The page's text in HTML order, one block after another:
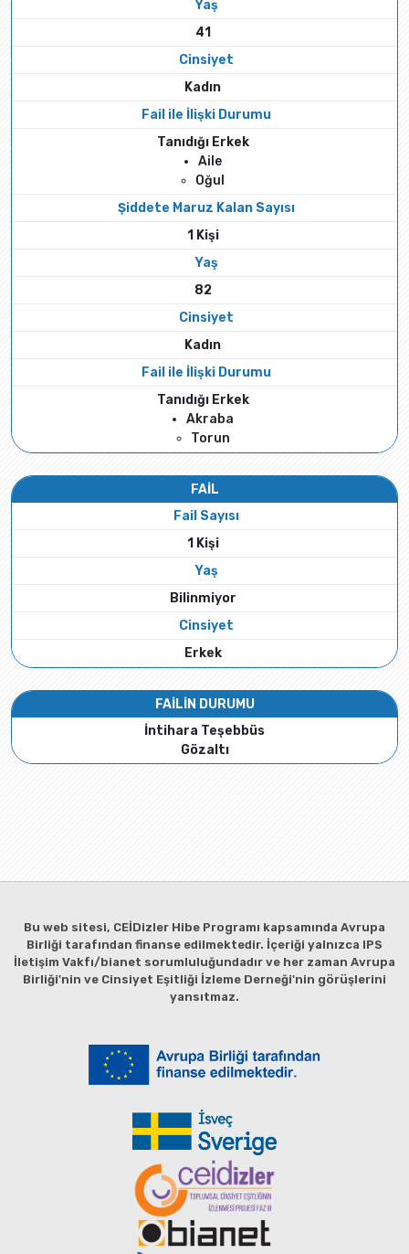
Yaş
41
Cinsiyet
Kadın
Fail ile İlişki Durumu
Tanıdığı Erkek
Aile
Oğul
Şiddete Maruz Kalan Sayısı
1 Kişi
Yaş
82
Cinsiyet
Kadın
Fail ile İlişki Durumu
Tanıdığı Erkek
Akraba
Torun
FAİL
Fail Sayısı
1 Kişi
Yaş
Bilinmiyor
Cinsiyet
Erkek
FAİLİN DURUMU
İntihara Teşebbüs
Gözaltı
Bu web sitesi, CEİDizler Hibe Programı kapsamında Avrupa
Birliği tarafından finanse edilmektedir. İçeriği yalnızca IPS
İletişim Vakfı/bianet sorumluluğundadır ve her zaman Avrupa
Birliği'nin ve Cinsiyet Eşitliği İzleme Derneği'nin görüşlerini
yansıtmaz.